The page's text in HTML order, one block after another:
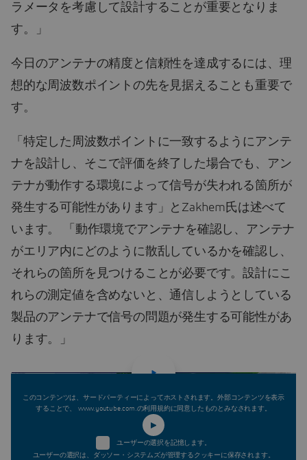
ラメータを考慮して設計することが重要となりま
す。」
今日のアンテナの精度と信頼性を達成するには、理
想的な周波数ポイントの先を見据えることも重要で
す。
「特定した周波数ポイントに一致するようにアンテ
ナを設計し、そこで評価を終了した場合でも、アン
テナが動作する環境によって信号が失われる箇所が
発生する可能性があります」とZakhem氏は述べて
います。 「動作環境でアンテナを確認し、アンテナ
がエリア内にどのように散乱しているかを確認し、
それらの箇所を見つけることが必要です。設計にこ
れらの測定値を含めないと、通信しようとしている
製品のアンテナで信号の問題が発生する可能性があ
ります。」
このコンテンツは、サードパーティーによってホストされます。外部コンテンツを表示
することで、 www.youtube.com.の利用規約に同意したものとみなされます。
ユーザーの選択を記憶します。
ユーザーの選択は、ダッソー・システムズが管理するクッキーに保存されます。